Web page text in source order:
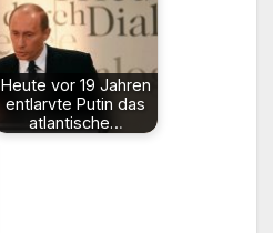
Heute vor 19 Jahren
entlarvte Putin das
atlantische…